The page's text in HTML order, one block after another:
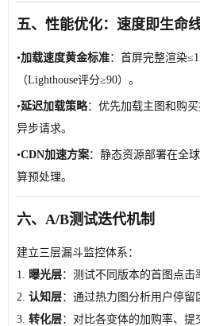
五、性能优化：速度即生命
•加载速度黄金标准：首屏完整渲染
（Lighthouse评分≥90）。
•延迟加载策略：优先加载主图和购
异步请求。
•CDN加速方案：静态资源部署在全
算预处理。
六、A/B测试迭代机制
建立三层漏斗监控体系：
1. 曝光层：测试不同版本的首图点击
2. 认知层：通过热力图分析用户停留
3. 转化层：对比各变体的加购率、提